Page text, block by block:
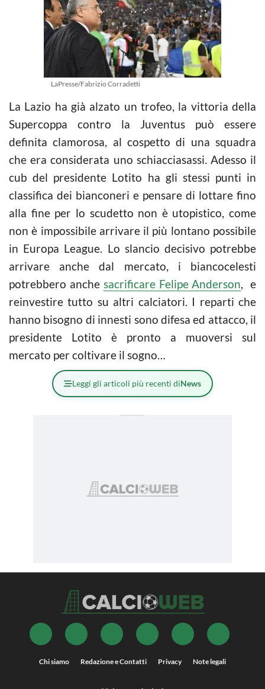
LaPresse/Fabrizio Corradetti
La Lazio ha già alzato un trofeo, la vittoria della
Supercoppa contro la Juventus può essere
definita clamorosa, al cospetto di una squadra
che era considerata uno schiacciasassi. Adesso il
cub del presidente Lotito ha gli stessi punti in
classifica dei bianconeri e pensare di lottare fino
alla fine per lo scudetto non è utopistico, come
non è impossibile arrivare il più lontano possibile
in Europa League. Lo slancio decisivo potrebbe
arrivare anche dal mercato, i biancocelesti
potrebbero anche sacrificare Felipe Anderson, e
reinvestire tutto su altri calciatori. I reparti che
hanno bisogno di innesti sono difesa ed attacco, il
presidente Lotito è pronto a muoversi sul
mercato per coltivare il sogno…
Leggi gli articoli più recenti diNews
Chi siamo Redazione e Contatti Privacy Note legali